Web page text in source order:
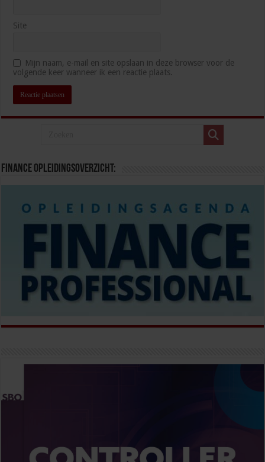
Site
Mijn naam, e-mail en site opslaan in deze browser voor de
volgende keer wanneer ik een reactie plaats.
Finance opleidingsoverzicht: